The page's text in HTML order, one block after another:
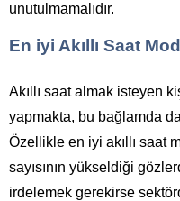
unutulmamalıdır.
En iyi Akıllı Saat
Akıllı saat almak isteyen
yapmakta, bu bağlamda
Özellikle en iyi akıllı saat
sayısının yükseldiği
irdelemek gerekirse